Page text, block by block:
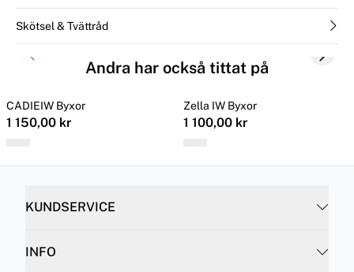
Skötsel & Tvättråd
Andra har också tittat på
CADIEIW Byxor
1 150,00 kr
Zella IW Byxor
1 100,00 kr
Previous slide Next
KUNDSERVICE
INFO